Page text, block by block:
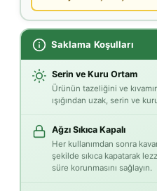
Saklama Koşulları
Serin ve Kuru Ortam
Ürünün tazeliğini ve
ışığından uzak, serin ve
Ağzı Sıkıca Kapalı
Her kullanımdan sonra
şekilde sıkıca kapatarak
süre korunmasını sağlayın.